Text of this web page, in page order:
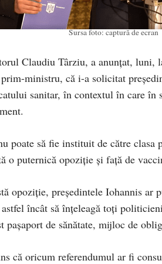
Sursa foto: captură de ecran
Claudiu Târziu, a anunțat,
ministru, că i-a solicitat
sanitar, în contextul în care în
poate să fie instituit de către
o puternică opoziție și față de
opoziție, președintele Iohannis ar
încât să înțeleagă toți
pașaport de sănătate, mijloc de
că oricum referendumul ar fi